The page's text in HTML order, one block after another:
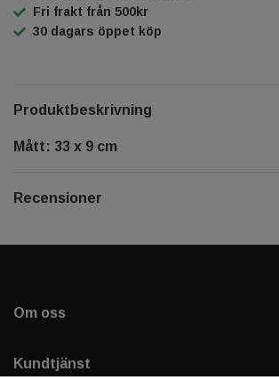
Fri frakt från 500kr
30 dagars öppet köp
Produktbeskrivning
Mått: 33 x 9 cm
Recensioner
Om oss
Kundtjänst